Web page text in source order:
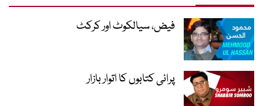
فیض، سیالکوٹ اور کرکٹ
پرانی کتابوں کا اتوار بازار